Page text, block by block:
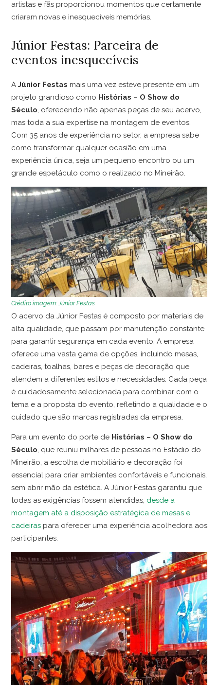
artistas e fãs proporcionou momentos que certamente
criaram novas e inesquecíveis memórias.
Júnior Festas: Parceira de
eventos inesquecíveis
A Júnior Festas mais uma vez esteve presente em um
projeto grandioso como Histórias – O Show do
Século, oferecendo não apenas peças de seu acervo,
mas toda a sua expertise na montagem de eventos.
Com 35 anos de experiência no setor, a empresa sabe
como transformar qualquer ocasião em uma
experiência única, seja um pequeno encontro ou um
grande espetáculo como o realizado no Mineirão.
Crédito imagem: Júnior Festas
O acervo da Júnior Festas é composto por materiais de
alta qualidade, que passam por manutenção constante
para garantir segurança em cada evento. A empresa
oferece uma vasta gama de opções, incluindo mesas,
cadeiras, toalhas, bares e peças de decoração que
atendem a diferentes estilos e necessidades. Cada peça
é cuidadosamente selecionada para combinar com o
tema e a proposta do evento, refletindo a qualidade e o
cuidado que são marcas registradas da empresa.
Para um evento do porte de Histórias – O Show do
Século, que reuniu milhares de pessoas no Estádio do
Mineirão, a escolha de mobiliário e decoração foi
essencial para criar ambientes confortáveis e funcionais,
sem abrir mão da estética. A Júnior Festas garantiu que
todas as exigências fossem atendidas, desde a
montagem até a disposição estratégica de mesas e
cadeiraspara oferecer uma experiência acolhedora aos
participantes.